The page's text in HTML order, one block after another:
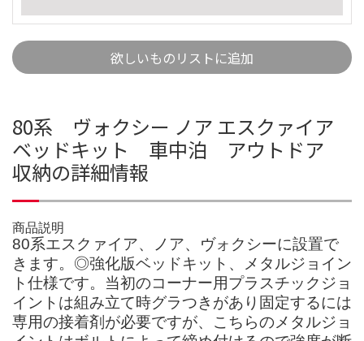
欲しいものリストに追加
80系 ヴォクシー ノア エスクァイア
ベッドキット 車中泊 アウトドア
収納の詳細情報
商品説明
80系エスクァイア、ノア、ヴォクシーに設置で
きます。◎強化版ベッドキット、メタルジョイン
ト仕様です。当初のコーナー用プラスチックジョ
イントは組み立て時グラつきがあり固定するには
専用の接着剤が必要ですが、こちらのメタルジョ